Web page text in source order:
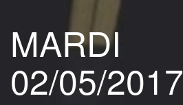
MARDI
02/05/2017